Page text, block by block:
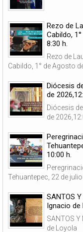
Rezo de
Cabildo,
8:30 h.
Rezo de
Cabildo, 1° de Agosto
Diócesis
de
Diócesis
de
10:00 h.
Tehuantepec, 22 de
SANTOS
Ignacio de
SANTOS Y
de Loyola